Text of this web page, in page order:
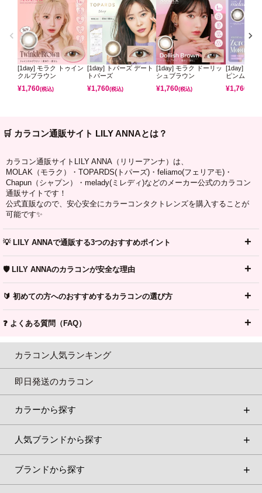
[1day] モラク トゥイン
クルブラウン
¥1,760(税込)
[1day] トパーズ デート
トパーズ
¥1,760(税込)
[1day] モラク ドーリッ
シュブラウン
¥1,760(税込)
[1day] ミレ
ピンムーン
¥1,760
🛒 カラコン通販サイト LILY ANNAとは？
カラコン通販サイトLILY ANNA（リリーアンナ）は、
MOLAK（モラク）・TOPARDS(トパーズ)・feliamo(フェリアモ)・
Chapun（シャプン）・melady(ミレディ)などのメーカー公式のカラコン
通販サイトです！
公式直販なので、安心安全にカラーコンタクトレンズを購入することが
可能です✨
💡 LILY ANNAで通販する3つのおすすめポイント
🛡️ LILY ANNAのカラコンが安全な理由
🔰 初めての方へのおすすめするカラコンの選び方
❓ よくある質問（FAQ）
カラコン人気ランキング
即日発送のカラコン
カラーから探す
人気ブランドから探す
ブランドから探す